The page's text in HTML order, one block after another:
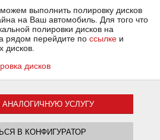
выполнить полировку дисков
на Ваш автомобиль. Для того что
полировки дисков на
рядом перейдите по ссылке и
дисков.
дисков
АНАЛОГИЧНУЮ УСЛУГУ
В КОНФИГУРАТОР